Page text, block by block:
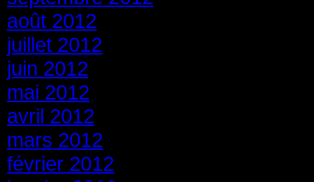
août 2012
juillet 2012
juin 2012
mai 2012
avril 2012
mars 2012
février 2012